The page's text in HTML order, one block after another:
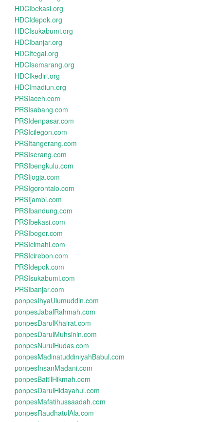
HDCIbekasi.org
HDCIdepok.org
HDCIsukabumi.org
HDCIbanjar.org
HDCItegal.org
HDCIsemarang.org
HDCIkediri.org
HDCImadiun.org
PRSIaceh.com
PRSIsabang.com
PRSIdenpasar.com
PRSIcilegon.com
PRSItangerang.com
PRSIserang.com
PRSIbengkulu.com
PRSIjogja.com
PRSIgorontalo.com
PRSIjambi.com
PRSIbandung.com
PRSIbekasi.com
PRSIbogor.com
PRSIcimahi.com
PRSIcirebon.com
PRSIdepok.com
PRSIsukabumi.com
PRSIbanjar.com
ponpesIhyaUlumuddin.com
ponpesJabalRahmah.com
ponpesDarulKhairat.com
ponpesDarulMuhsinin.com
ponpesNurulHudas.com
ponpesMadinatuddiniyahBabul.com
ponpesInsanMadani.com
ponpesBaitilHikmah.com
ponpesDarulHidayahul.com
ponpesMafatihussaadah.com
ponpesRaudhatulAla.com